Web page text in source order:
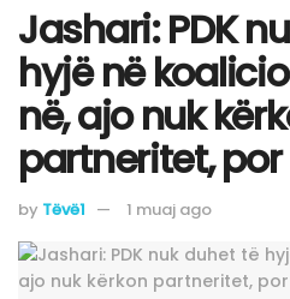
Jashari: PDK
hyjë në
në, ajo nuk
partneritet,
by Tëvë1 1 muaj ago